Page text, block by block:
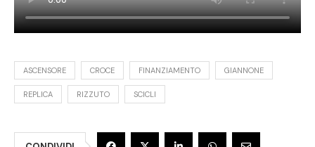
ASCENSORE CROCE FINANZIAMENTO GIANNONE
REPLICA RIZZUTO SCICLI